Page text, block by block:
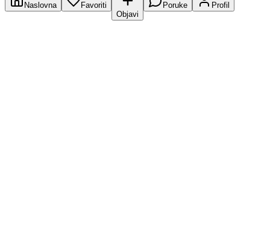
Naslovna
Favoriti
Objavi
Poruke Profil